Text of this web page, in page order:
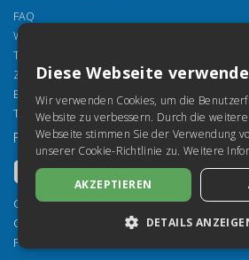
FAQ
Wie öffnen Sie unsere Dokumente
Torrossa Reader
Zugriffsmöglichkeiten
Email:helpdesk@torrossa.com
Tel: +39 055 5018800
FOLGEN SIE UNS
Copyright 2000-2026
Casalini Libri
P.IVA IT03106600483
Diese Webseite
Wir verwenden Cookies, um die
Website zu verbessern. Durch die
Webseite stimmen Sie der Verwendung
unserer Cookie-Richtlinie zu. Weitere
AKZEPTIEREN
DETAILS